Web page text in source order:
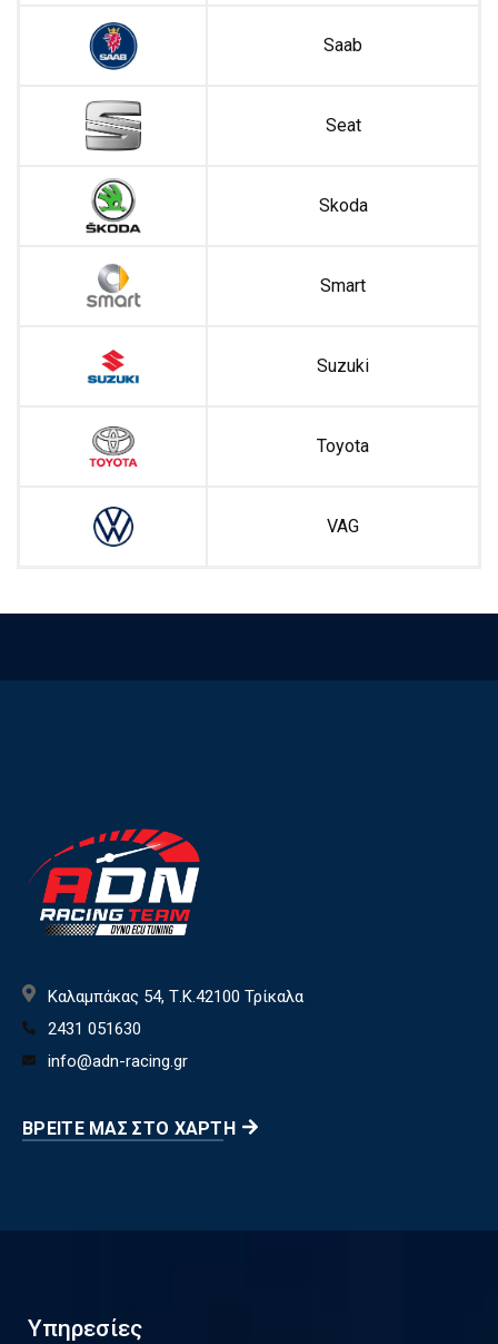
Saab
Seat
Skoda
Smart
Suzuki
Toyota
VAG
Καλαμπάκας 54, Τ.Κ.42100 Τρίκαλα
2431 051630
info@adn-racing.gr
ΒΡΕΊΤΕ ΜΑΣ ΣΤΟ ΧΆΡΤΗ
Υπηρεσίες